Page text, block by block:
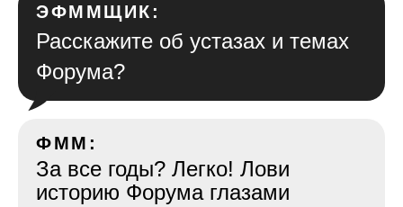
ЭФММЩИК:
Расскажите об устазах и темах
Форума?
ФММ:
За все годы? Легко! Лови
историю Форума глазами